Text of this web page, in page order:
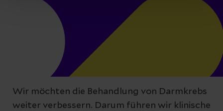
Wir möchten die Behandlung von Darmkrebs
weiter verbessern. Darum führen wir klinische